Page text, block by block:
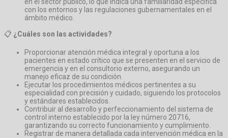
con los entornos y las regulaciones gubernamentales en el
ámbito médico.
📋 ¿Cuáles son las actividades?
Proporcionar atención médica integral y oportuna a los
pacientes en estado crítico que se presenten en el servicio de
emergencia y en el consultorio externo, asegurando un
manejo eficaz de su condición.
Ejecutar los procedimientos médicos pertinentes a su
especialidad con precisión y cuidado, siguiendo los protocolos
y estándares establecidos.
Contribuir al desarrollo y perfeccionamiento del sistema de
control interno establecido por la ley número 20716,
garantizando su correcto funcionamiento y cumplimiento.
Registrar de manera detallada cada intervención médica en la